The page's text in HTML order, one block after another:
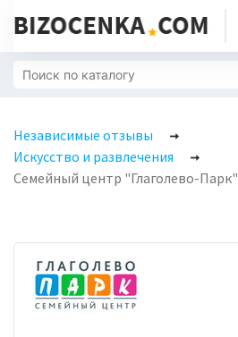
Независимые отзывы
Искусство и развлечения
Семейный центр "Глаголево-Парк"